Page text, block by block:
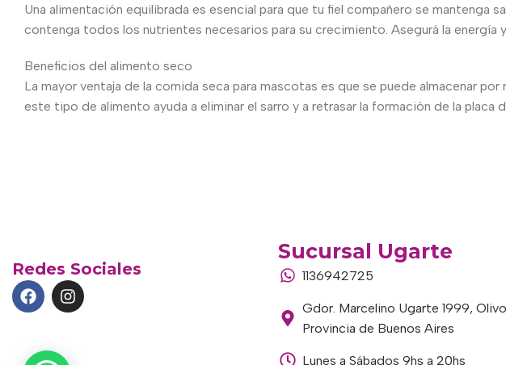
Una alimentación equilibrada es esencial para que tu fiel compañero se
contenga todos los nutrientes necesarios para su crecimiento. Asegurá la
Beneficios del alimento seco
La mayor ventaja de la comida seca para mascotas es que se puede almacenar
este tipo de alimento ayuda a eliminar el sarro y a retrasar la formación de la
Redes Sociales
Sucursal Ugarte
1136942725
Gdor. Marcelino Ugarte 1999,
Provincia de Buenos Aires
Lunes a Sábados 9hs a 20hs